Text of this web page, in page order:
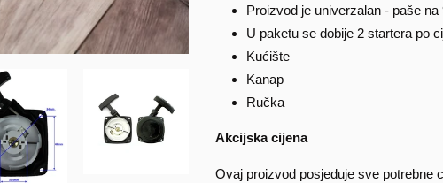
Proizvod je univerzalan - paše na
U paketu se dobije 2 startera po
Kućište
Kanap
Ručka
Akcijska cijena
Ovaj proizvod posjeduje sve potrebne